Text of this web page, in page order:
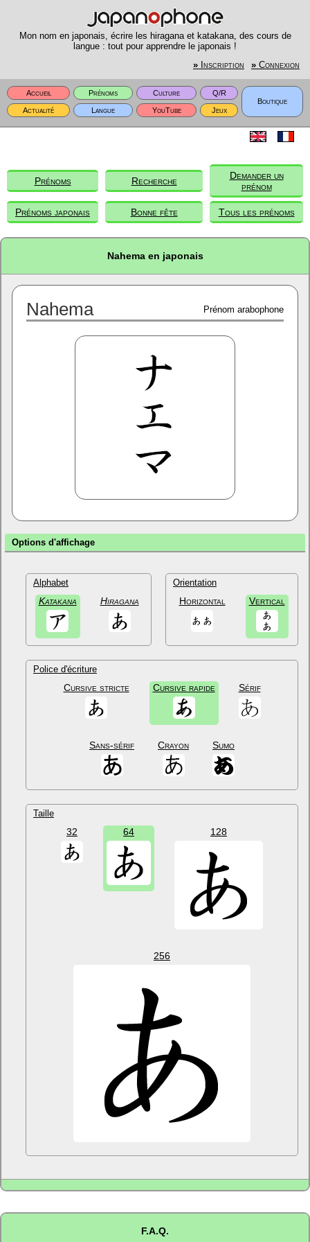
Mon nom en japonais, écrire les hiragana et katakana, des cours de
langue : tout pour apprendre le japonais !
» Inscription » Connexion
Accueil Prénoms Culture
Q/R
Boutique
Actualité
Langue YouTube Jeux
Prénoms Recherche
Demander un
prénom
Prénoms japonais Bonne fête Tous les prénoms
Nahema en japonais
Nahema Prénom arabophone
Options d'affichage
Alphabet
Katakana Hiragana
Orientation
Horizontal Vertical
Police d'écriture
Cursive stricte Cursive rapide Sérif
Sans-sérif Crayon Sumo
Taille
32 64 128
256
F.A.Q.